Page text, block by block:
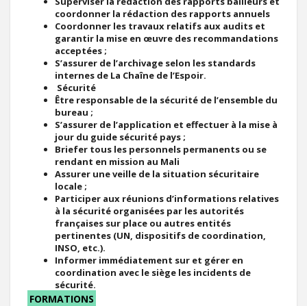
coordonner la rédaction des rapports annuels
Coordonner les travaux relatifs aux audits et
garantir la mise en œuvre des recommandations
acceptées ;
S’assurer de l’archivage selon les standards
internes de La Chaîne de l’Espoir.
Sécurité
Être responsable de la sécurité de l’ensemble du
bureau ;
S’assurer de l’application et effectuer à la mise à
jour du guide sécurité pays ;
Briefer tous les personnels permanents ou se
rendant en mission au Mali
Assurer une veille de la situation sécuritaire
locale ;
Participer aux réunions d’informations relatives
à la sécurité organisées par les autorités
françaises sur place ou autres entités
pertinentes (UN, dispositifs de coordination,
INSO, etc.).
Informer immédiatement sur et gérer en
coordination avec le siège les incidents de
sécurité.
FORMATIONS